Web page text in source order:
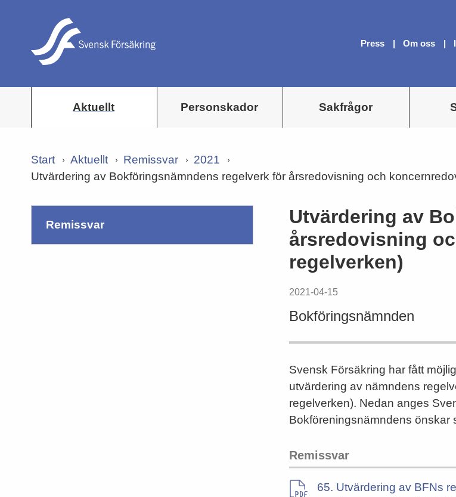
Press Om oss
Aktuellt Personskador Sakfrågor
Start Aktuellt Remissvar
2021
Utvärdering av Bokföringsnämndens regelverk för årsredovisning och
remissvar
Utvärdering av
årsredovisning
regelverken)
2021-04-15
Bokföringsnämnden
Svensk Försäkring har fått
utvärdering av nämndens
regelverken). Nedan anges
Bokföreningsnämndens önskar
Remissvar
65. Utvärdering av BFNs